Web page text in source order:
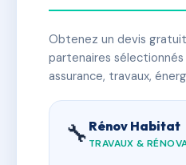
Obtenez un devis
partenaires
assurance, travaux,
🔧 Rénov Habitat
TRAVAUX &